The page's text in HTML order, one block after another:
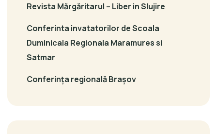
Revista Mărgăritarul – Liber in Slujire
Conferinta invatatorilor de Scoala
Duminicala Regionala Maramures si
Satmar
Conferința regională Brașov